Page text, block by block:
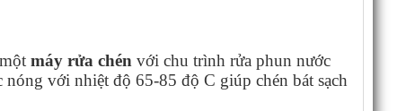
máy rửa chén với chu trình rửa phun nước
với nhiệt độ 65-85 độ C giúp chén bát sạch